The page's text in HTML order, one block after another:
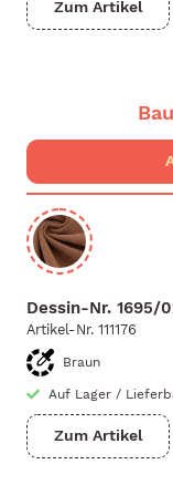
Zum Artikel
Dessin-Nr. 1695/
Artikel-Nr. 111176
Braun
Auf Lager /
Zum Artikel